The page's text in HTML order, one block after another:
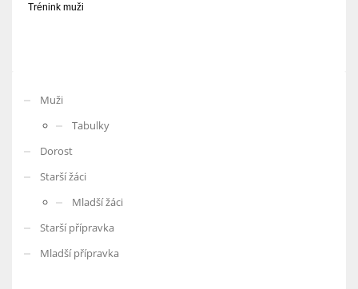
Trénink muži
Muži
Tabulky
Dorost
Starší žáci
Mladší žáci
Starší přípravka
Mladší přípravka